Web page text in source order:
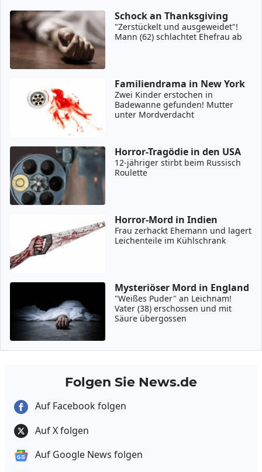
Schock an Thanksgiving
"Zerstückelt und ausgeweidet"!
Mann (62) schlachtet Ehefrau ab
Familiendrama in New York
Zwei Kinder erstochen in
Badewanne gefunden! Mutter
unter Mordverdacht
Horror-Tragödie in den USA
12-jähriger stirbt beim Russisch
Roulette
Horror-Mord in Indien
Frau zerhackt Ehemann und lagert
Leichenteile im Kühlschrank
Mysteriöser Mord in England
"Weißes Puder" an Leichnam!
Vater (38) erschossen und mit
Säure übergossen
Folgen Sie News.de
Auf Facebook folgen
Auf X folgen
Auf Google News folgen